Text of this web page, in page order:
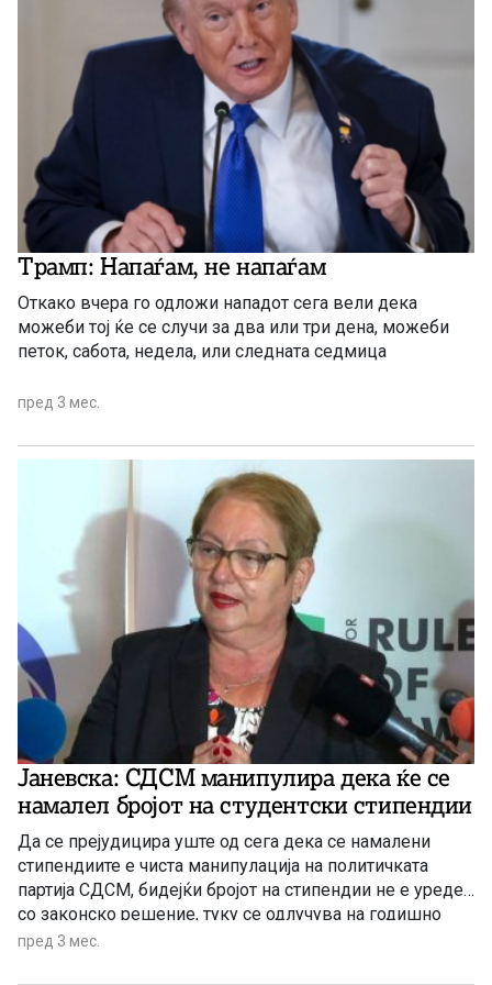
Трамп: Напаѓам, не напаѓам
Откако вчера го одложи нападот сега вели дека
можеби тој ќе се случи за два или три дена, можеби
петок, сабота, недела, или следната седмица
пред 3 мес.
Јаневска: СДСМ манипулира дека ќе се
намалел бројот на студентски стипендии
Да се прејудицира уште од сега дека се намалени
стипендиите е чиста манипулација на политичката
партија СДСМ, бидејќи бројот на стипендии не е уреден
со законско решение, туку се одлучува на годишно
ниво, согласно Буџетпт и потребите
пред 3 мес.